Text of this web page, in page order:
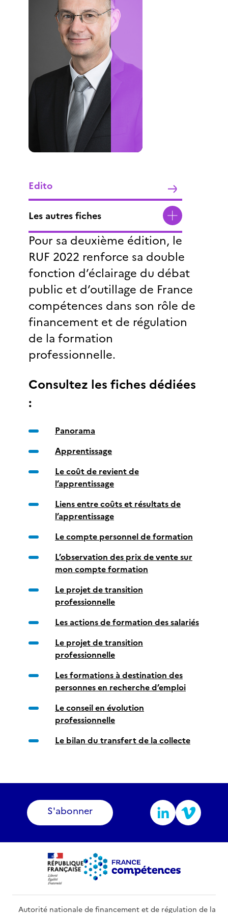
Edito
Les autres fiches
Pour sa deuxième édition, le
RUF 2022 renforce sa double
fonction d’éclairage du débat
public et d’outillage de France
compétences dans son rôle de
financement et de régulation
de la formation
professionnelle.
Consultez les fiches dédiées
:
Panorama
Apprentissage
Le coût de revient de
l’apprentissage
Liens entre coûts et résultats de
l’apprentissage
Le compte personnel de formation
L’observation des prix de vente sur
mon compte formation
Le projet de transition
professionnelle
Les actions de formation des salariés
Le projet de transition
professionnelle
Les formations à destination des
personnes en recherche d’emploi
Le conseil en évolution
professionnelle
Le bilan du transfert de la collecte
S'abonner
Autorité nationale de financement et de régulation de la